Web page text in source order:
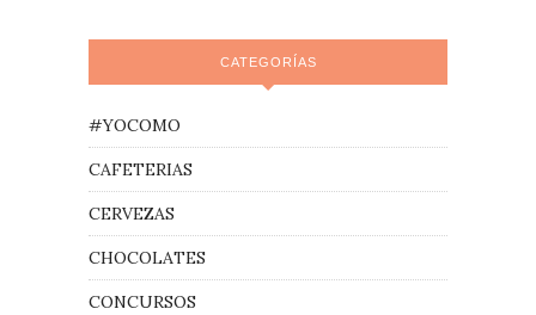
CATEGORÍAS
#YOCOMO
CAFETERIAS
CERVEZAS
CHOCOLATES
CONCURSOS